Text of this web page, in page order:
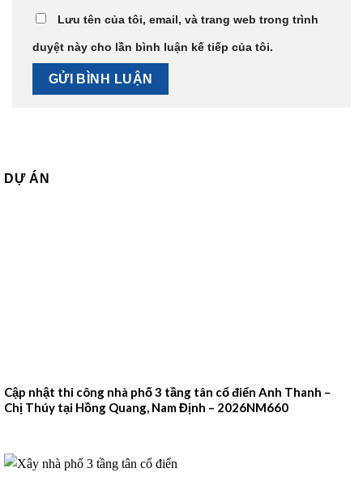
Lưu tên của tôi, email, và trang web trong trình
duyệt này cho lần bình luận kế tiếp của tôi.
DỰ ÁN
Cập nhật thi công nhà phố 3 tầng tân cổ điển Anh Thanh –
Chị Thúy tại Hồng Quang, Nam Định – 2026NM660